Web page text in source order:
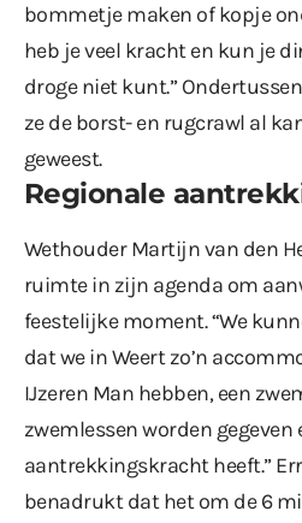
bommetje maken of kopje
heb je veel kracht en kun je
droge niet kunt.”
ze de borst- en rugcrawl al
geweest.
Regionale
Wethouder Martijn van den
ruimte in zijn agenda om
feestelijke moment. “We
dat we in Weert zo’n
IJzeren Man hebben, een
zwemlessen worden
aantrekkingskracht heeft.”
benadrukt dat het om de 6